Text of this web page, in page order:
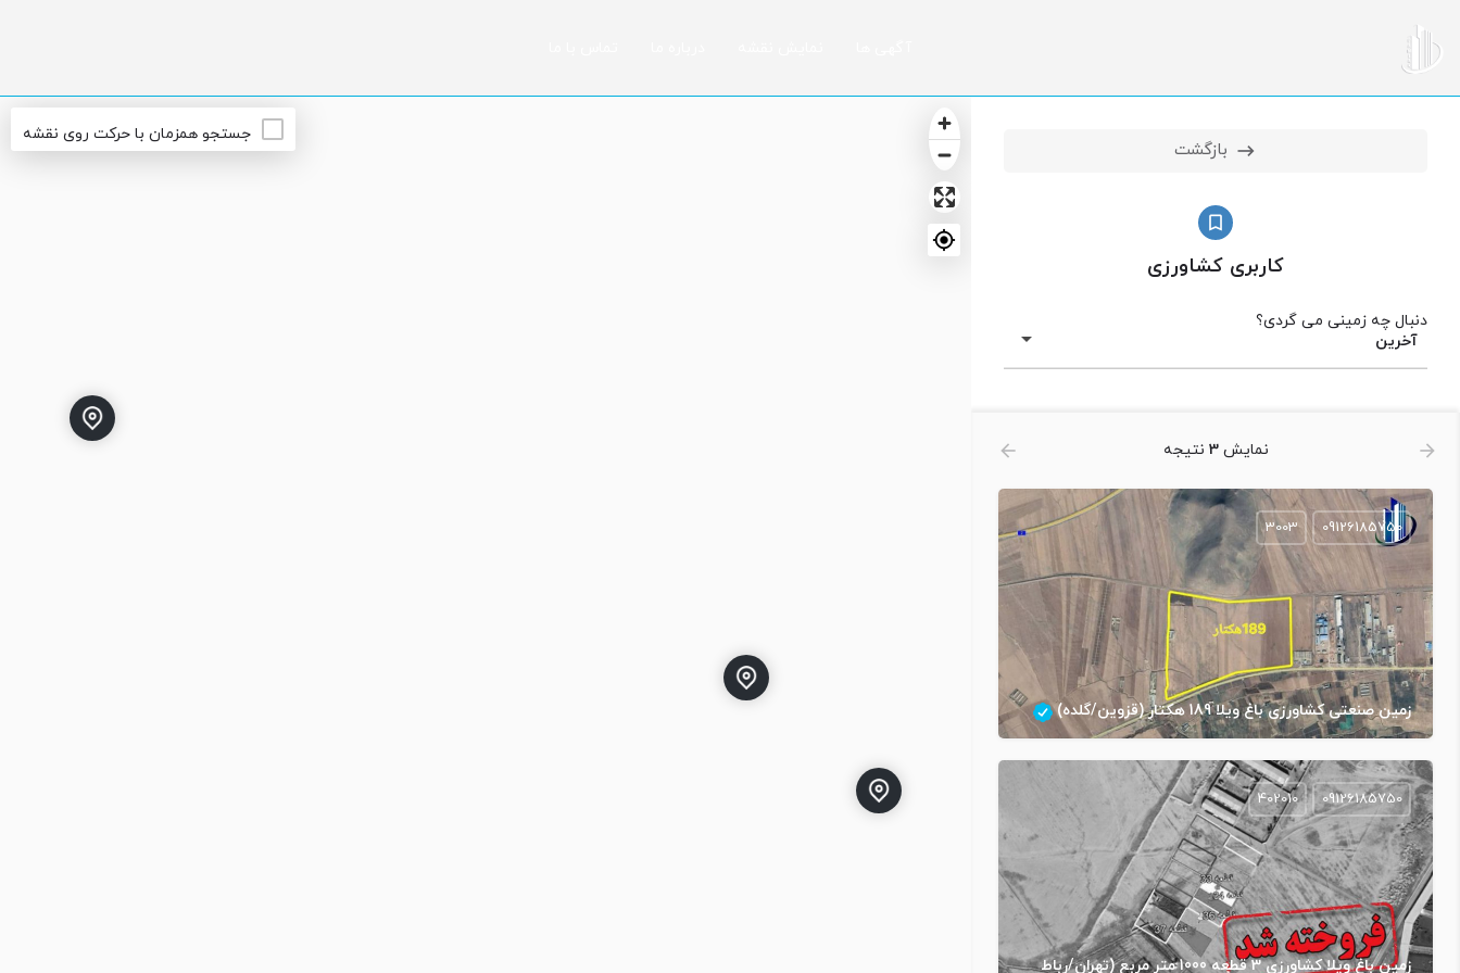
بازگشت
کاربری کشاورزی
آخرین
دنبال چه زمینی می گردی؟
نمایش3 نتيجه
زمین صنعتی کشاورزی باغ ویلا 189 هکتار (قزوین/گلده)
09126185750
3003
زمین باغ ویلا کشاورزی 3 قطعه 1000 متر مربع (تهران/رباط
09126185750
402010
جستجو همزمان با حرکت روی نقشه